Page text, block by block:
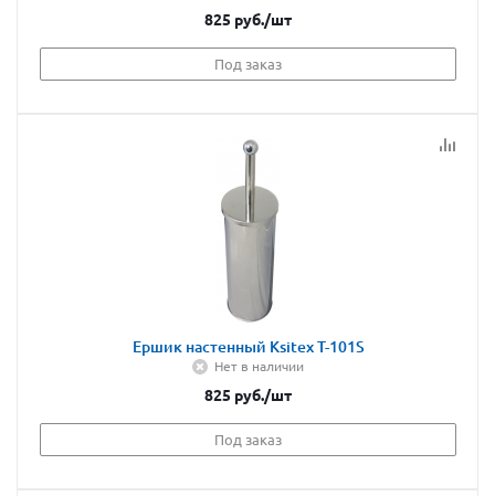
825 руб./шт
Под заказ
Ершик настенный Ksitex T-101S
Нет в наличии
825 руб./шт
Под заказ